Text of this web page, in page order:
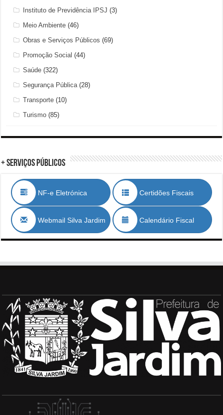
Instituto de Previdência IPSJ (3)
Meio Ambiente (46)
Obras e Serviços Públicos (69)
Promoção Social (44)
Saúde (322)
Segurança Pública(28)
Transporte (10)
Turismo (85)
+ Serviços Públicos
NF-e Eletrónica Certidões Fiscais
Webmail Silva Jardim Calendário Fiscal